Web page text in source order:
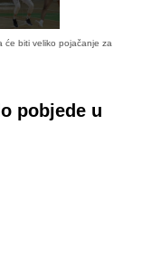
će biti veliko pojačanje za
pobjede u